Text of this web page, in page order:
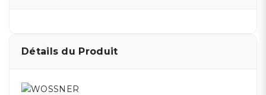
Détails du Produit